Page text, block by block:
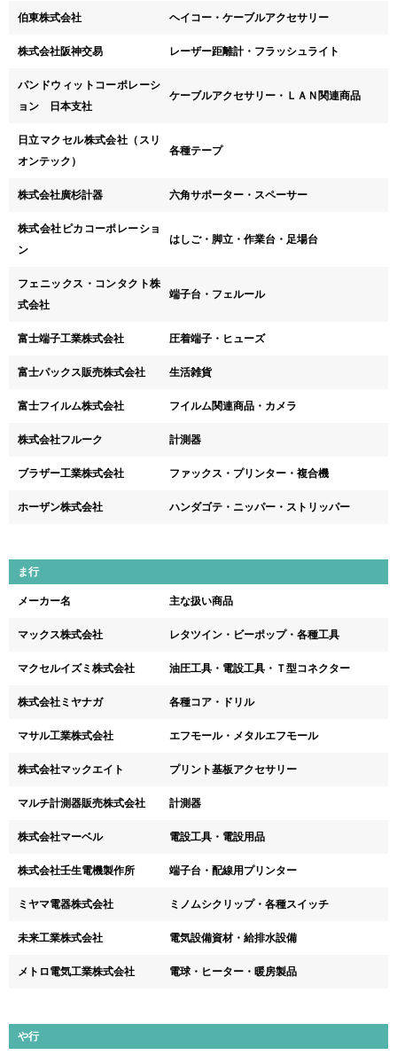
伯東株式会社 ヘイコー・ケーブルアクセサリー
株式会社阪神交易 レーザー距離計・フラッシュライト
パンドウィットコーポレーシ
ョン 日本支社
ケーブルアクセサリー・ＬＡＮ関連商品
日立マクセル株式会社（スリ
オンテック）
各種テープ
株式会社廣杉計器 六角サポーター・スペーサー
株式会社ピカコーポレーショ
ン
はしご・脚立・作業台・足場台
フェニックス・コンタクト株
式会社
端子台・フェルール
富士端子工業株式会社 圧着端子・ヒューズ
富士パックス販売株式会社 生活雑貨
富士フイルム株式会社 フイルム関連商品・カメラ
株式会社フルーク 計測器
ブラザー工業株式会社 ファックス・プリンター・複合機
ホーザン株式会社 ハンダゴテ・ニッパー・ストリッパー
ま行
メーカー名 主な扱い商品
マックス株式会社 レタツイン・ビーポップ・各種工具
マクセルイズミ株式会社 油圧工具・電設工具・Ｔ型コネクター
株式会社ミヤナガ 各種コア・ドリル
マサル工業株式会社 エフモール・メタルエフモール
株式会社マックエイト プリント基板アクセサリー
マルチ計測器販売株式会社 計測器
株式会社マーベル 電設工具・電設用品
株式会社壬生電機製作所 端子台・配線用プリンター
ミヤマ電器株式会社 ミノムシクリップ・各種スイッチ
未来工業株式会社 電気設備資材・給排水設備
メトロ電気工業株式会社 電球・ヒーター・暖房製品
や行